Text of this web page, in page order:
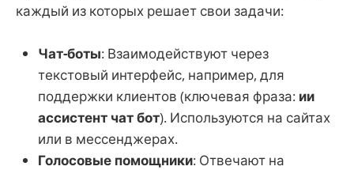
каждый из которых решает свои задачи:
Чат-боты: Взаимодействуют через
текстовый интерфейс, например, для
поддержки клиентов (ключевая фраза: ии
ассистент чат бот). Используются на сайтах
или в мессенджерах.
Голосовые помощники: Отвечают на